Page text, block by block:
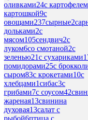
оливками24с картофелем
картошкой9с
овощами237сырные2
дольками2с
мясом105сендвич2с
луком6со смотаной2с
зеленью21с сухариками
помидорами25с
сыром83с крокетами10с
хлебцами1сибас3с
грибами7с соусом42
жареная13свинина
духовая13салат с